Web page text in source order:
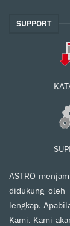
SUPPORT
ASTRO
didukung oleh
lengkap.
Kami. Kami